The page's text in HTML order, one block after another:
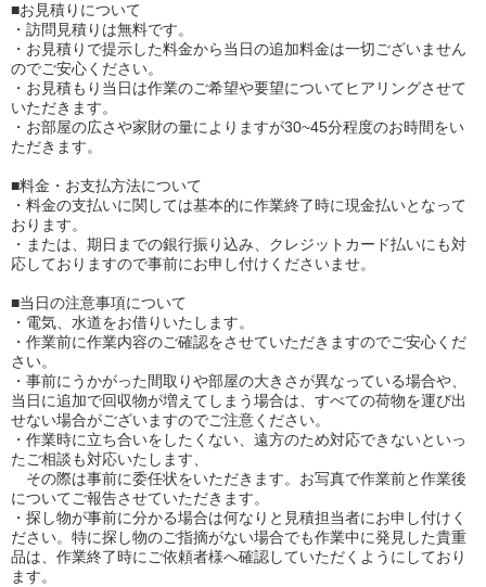
■お見積りについて
・訪問見積りは無料です。
・お見積りで提示した料金から当日の追加料金は一切ございません
のでご安心ください。
・お見積もり当日は作業のご希望や要望についてヒアリングさせて
いただきます。
・お部屋の広さや家財の量によりますが30~45分程度のお時間をい
ただきます。
■料金・お支払方法について
・料金の支払いに関しては基本的に作業終了時に現金払いとなって
おります。
・または、期日までの銀行振り込み、クレジットカード払いにも対
応しておりますので事前にお申し付けくださいませ。
■当日の注意事項について
・電気、水道をお借りいたします。
・作業前に作業内容のご確認をさせていただきますのでご安心くだ
さい。
・事前にうかがった間取りや部屋の大きさが異なっている場合や、
当日に追加で回収物が増えてしまう場合は、すべての荷物を運び出
せない場合がございますのでご注意ください。
・作業時に立ち合いをしたくない、遠方のため対応できないといっ
たご相談も対応いたします、
その際は事前に委任状をいただきます。お写真で作業前と作業後
についてご報告させていただきます。
・探し物が事前に分かる場合は何なりと見積担当者にお申し付けく
ださい。特に探し物のご指摘がない場合でも作業中に発見した貴重
品は、作業終了時にご依頼者様へ確認していただくようにしており
ます。